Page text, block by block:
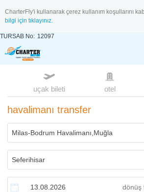
CharterFly'i kullanarak çerez kullanım koşullarını
bilgi için tıklayınız.
TURSAB No: 12097
uçak bileti otel
havalimanı transfer